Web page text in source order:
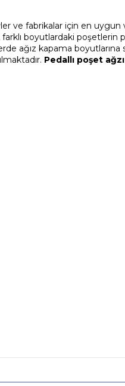
ve fabrikalar için en
boyutlardaki poşetlerin
ağız kapama boyutlarına
Pedallı poşet